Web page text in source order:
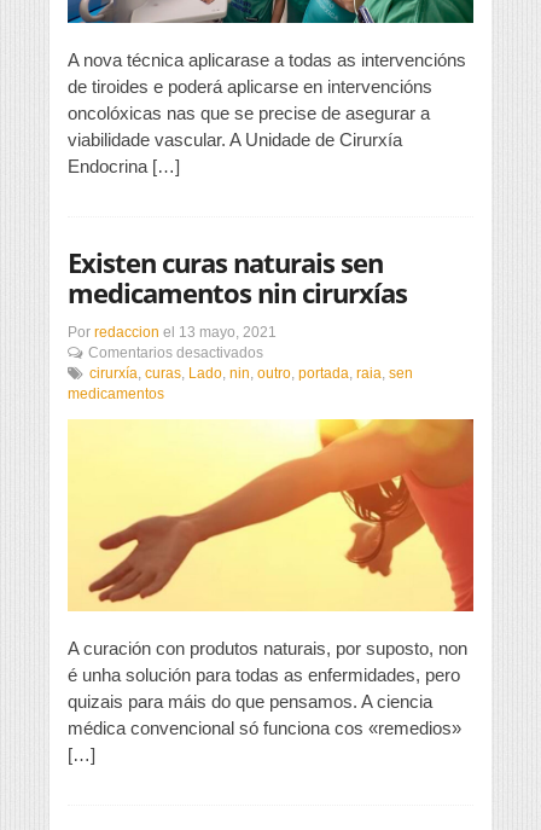
precisión
cirurxía
de
tiroides
A nova técnica aplicarase a todas as intervencións
de tiroides e poderá aplicarse en intervencións
oncolóxicas nas que se precise de asegurar a
viabilidade vascular. A Unidade de Cirurxía
Endocrina […]
Existen curas naturais sen
medicamentos nin cirurxías
Por redaccion el 13 mayo, 2021
Comentarios desactivadosen
Existen
medicamentos
nin
cirurxías
cirurxía, curas, Lado, nin, outro, portada, raia, sen
medicamentos
A curación con produtos naturais, por suposto, non
é unha solución para todas as enfermidades, pero
quizais para máis do que pensamos. A ciencia
médica convencional só funciona cos «remedios»
[…]